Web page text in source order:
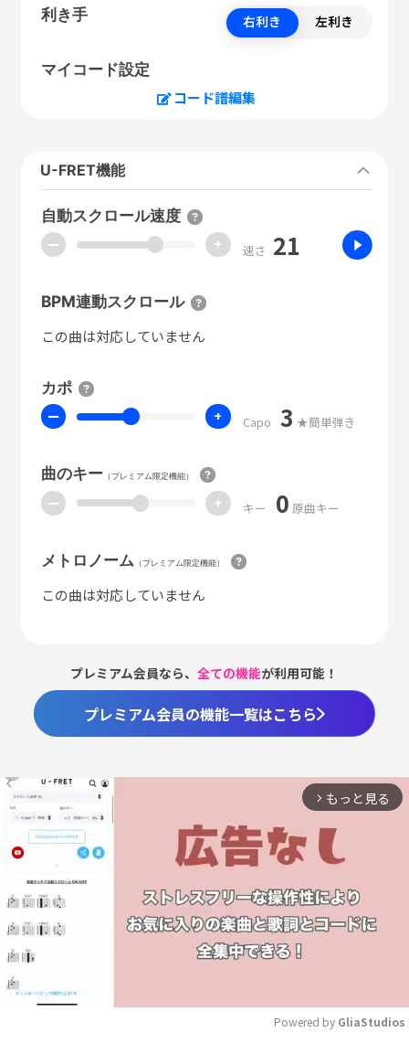
利き手 右利き 左利き
マイコード設定
コード譜編集
U-FRET機能
自動スクロール速度
ー + 速さ 21
BPM連動スクロール
この曲は対応していません
カポ
ー + Capo 3 ★簡単弾き
曲のキー（プレミアム限定機能）
ー + キー 0 原曲キー
メトロノーム （プレミアム限定機能）
この曲は対応していません
プレミアム会員なら、全ての機能が利用可能！
プレミアム会員の機能一覧はこちら
arrow_forward_ios もっと見る
Powered by GliaStudios